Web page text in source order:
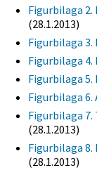
Figurbilaga
(28.1.2013)
Figurbilaga
Figurbilaga
Figurbilaga
Figurbilaga
Figurbilaga
(28.1.2013)
Figurbilaga
(28.1.2013)